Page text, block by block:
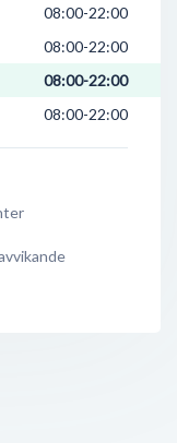
08:00-22:00
08:00-22:00
08:00-22:00
08:00-22:00